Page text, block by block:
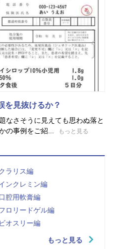
を見抜けるか？
なさそうに見えても思わぬ落と
の事例をご紹...
もっと見る
ラリス編
ンクレミン編
腔用軟膏編
ロリードゲル編
オスリー編
もっと見る